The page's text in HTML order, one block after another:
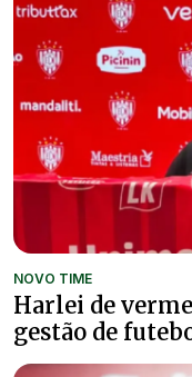
NOVO TIME
Harlei de
gestão de